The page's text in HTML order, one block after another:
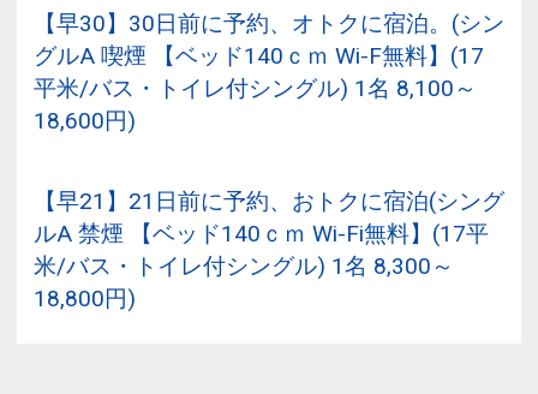
【早30】30日前に予約、オトクに宿泊。(シン
グルA 喫煙 【ベッド140ｃｍ Wi-F無料】(17
平米/バス・トイレ付シングル) 1名 8,100～
18,600円)
【早21】21日前に予約、おトクに宿泊(シング
ルA 禁煙 【ベッド140ｃｍ Wi-Fi無料】(17平
米/バス・トイレ付シングル) 1名 8,300～
18,800円)